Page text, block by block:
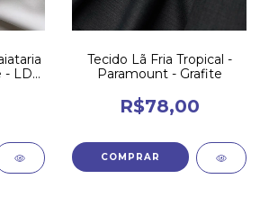
- LD
Tecido Lã Fria Tropical -
Paramount - Grafite
R$78,00